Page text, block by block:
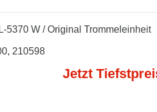
5370 W / Original Trommeleinheit
210598
Jetzt